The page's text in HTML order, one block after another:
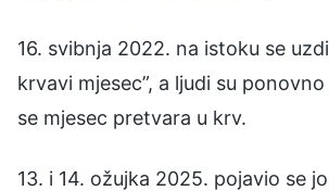
16. svibnja 2022. na istoku se
krvavi mjesec”, a ljudi su
se mjesec pretvara u krv.
13. i 14. ožujka 2025. pojavio se